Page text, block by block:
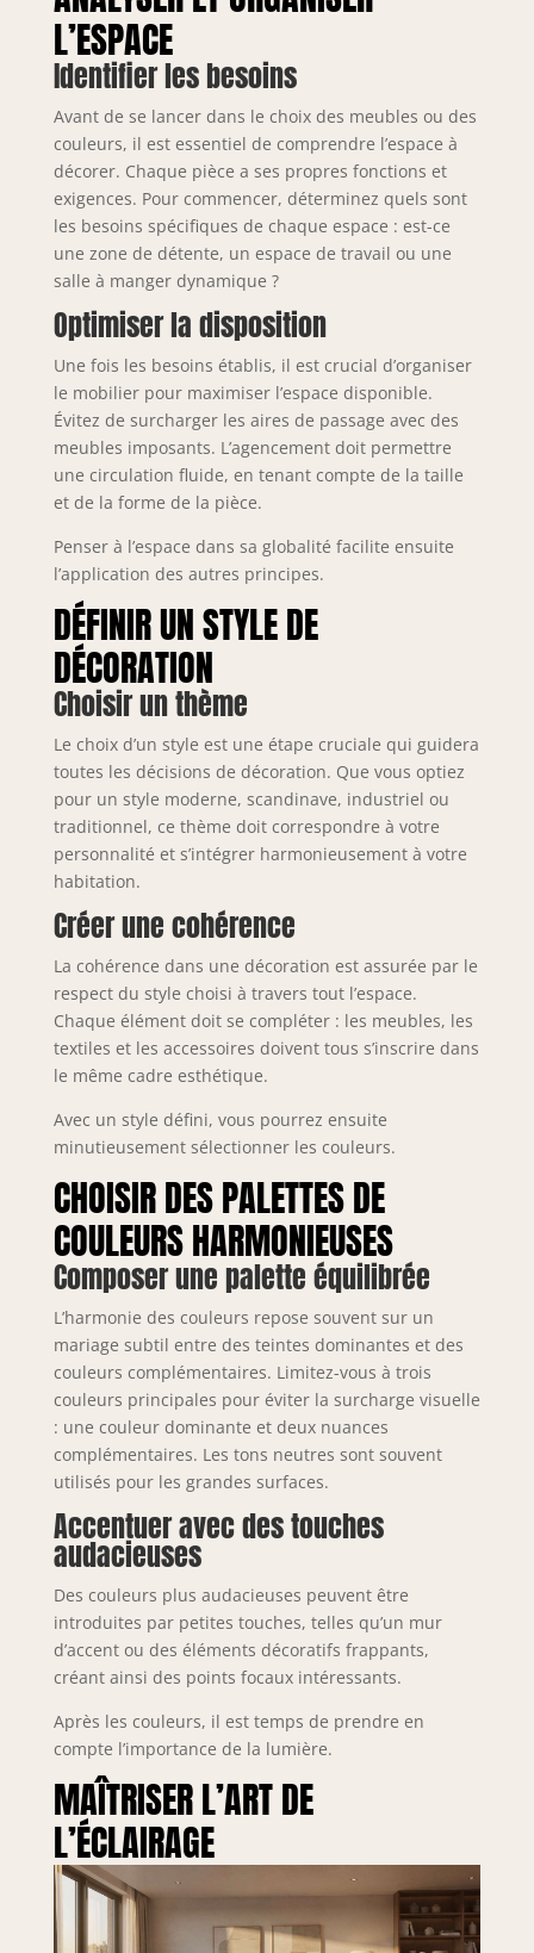
L’ESPACE
Identifier les besoins
Avant de se lancer dans le choix des meubles ou des
couleurs, il est essentiel de comprendre l’espace à
décorer. Chaque pièce a ses propres fonctions et
exigences. Pour commencer, déterminez quels sont
les besoins spécifiques de chaque espace : est-ce
une zone de détente, un espace de travail ou une
salle à manger dynamique ?
Optimiser la disposition
Une fois les besoins établis, il est crucial d’organiser
le mobilier pour maximiser l’espace disponible.
Évitez de surcharger les aires de passage avec des
meubles imposants. L’agencement doit permettre
une circulation fluide, en tenant compte de la taille
et de la forme de la pièce.
Penser à l’espace dans sa globalité facilite ensuite
l’application des autres principes.
DÉFINIR UN STYLE DE
DÉCORATION
Choisir un thème
Le choix d’un style est une étape cruciale qui guidera
toutes les décisions de décoration. Que vous optiez
pour un style moderne, scandinave, industriel ou
traditionnel, ce thème doit correspondre à votre
personnalité et s’intégrer harmonieusement à votre
habitation.
Créer une cohérence
La cohérence dans une décoration est assurée par le
respect du style choisi à travers tout l’espace.
Chaque élément doit se compléter : les meubles, les
textiles et les accessoires doivent tous s’inscrire dans
le même cadre esthétique.
Avec un style défini, vous pourrez ensuite
minutieusement sélectionner les couleurs.
CHOISIR DES PALETTES DE
COULEURS HARMONIEUSES
Composer une palette équilibrée
L’harmonie des couleurs repose souvent sur un
mariage subtil entre des teintes dominantes et des
couleurs complémentaires. Limitez-vous à trois
couleurs principales pour éviter la surcharge visuelle
: une couleur dominante et deux nuances
complémentaires. Les tons neutres sont souvent
utilisés pour les grandes surfaces.
Accentuer avec des touches
audacieuses
Des couleurs plus audacieuses peuvent être
introduites par petites touches, telles qu’un mur
d’accent ou des éléments décoratifs frappants,
créant ainsi des points focaux intéressants.
Après les couleurs, il est temps de prendre en
compte l’importance de la lumière.
MAÎTRISER L’ART DE
L’ÉCLAIRAGE